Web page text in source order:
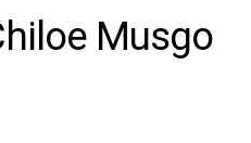
Musgo